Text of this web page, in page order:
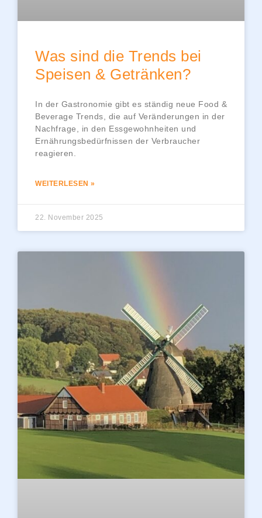
Was sind die Trends bei
Speisen & Getränken?
In der Gastronomie gibt es ständig neue Food &
Beverage Trends, die auf Veränderungen in der
Nachfrage, in den Essgewohnheiten und
Ernährungsbedürfnissen der Verbraucher
reagieren.
WEITERLESEN »
22. November 2025